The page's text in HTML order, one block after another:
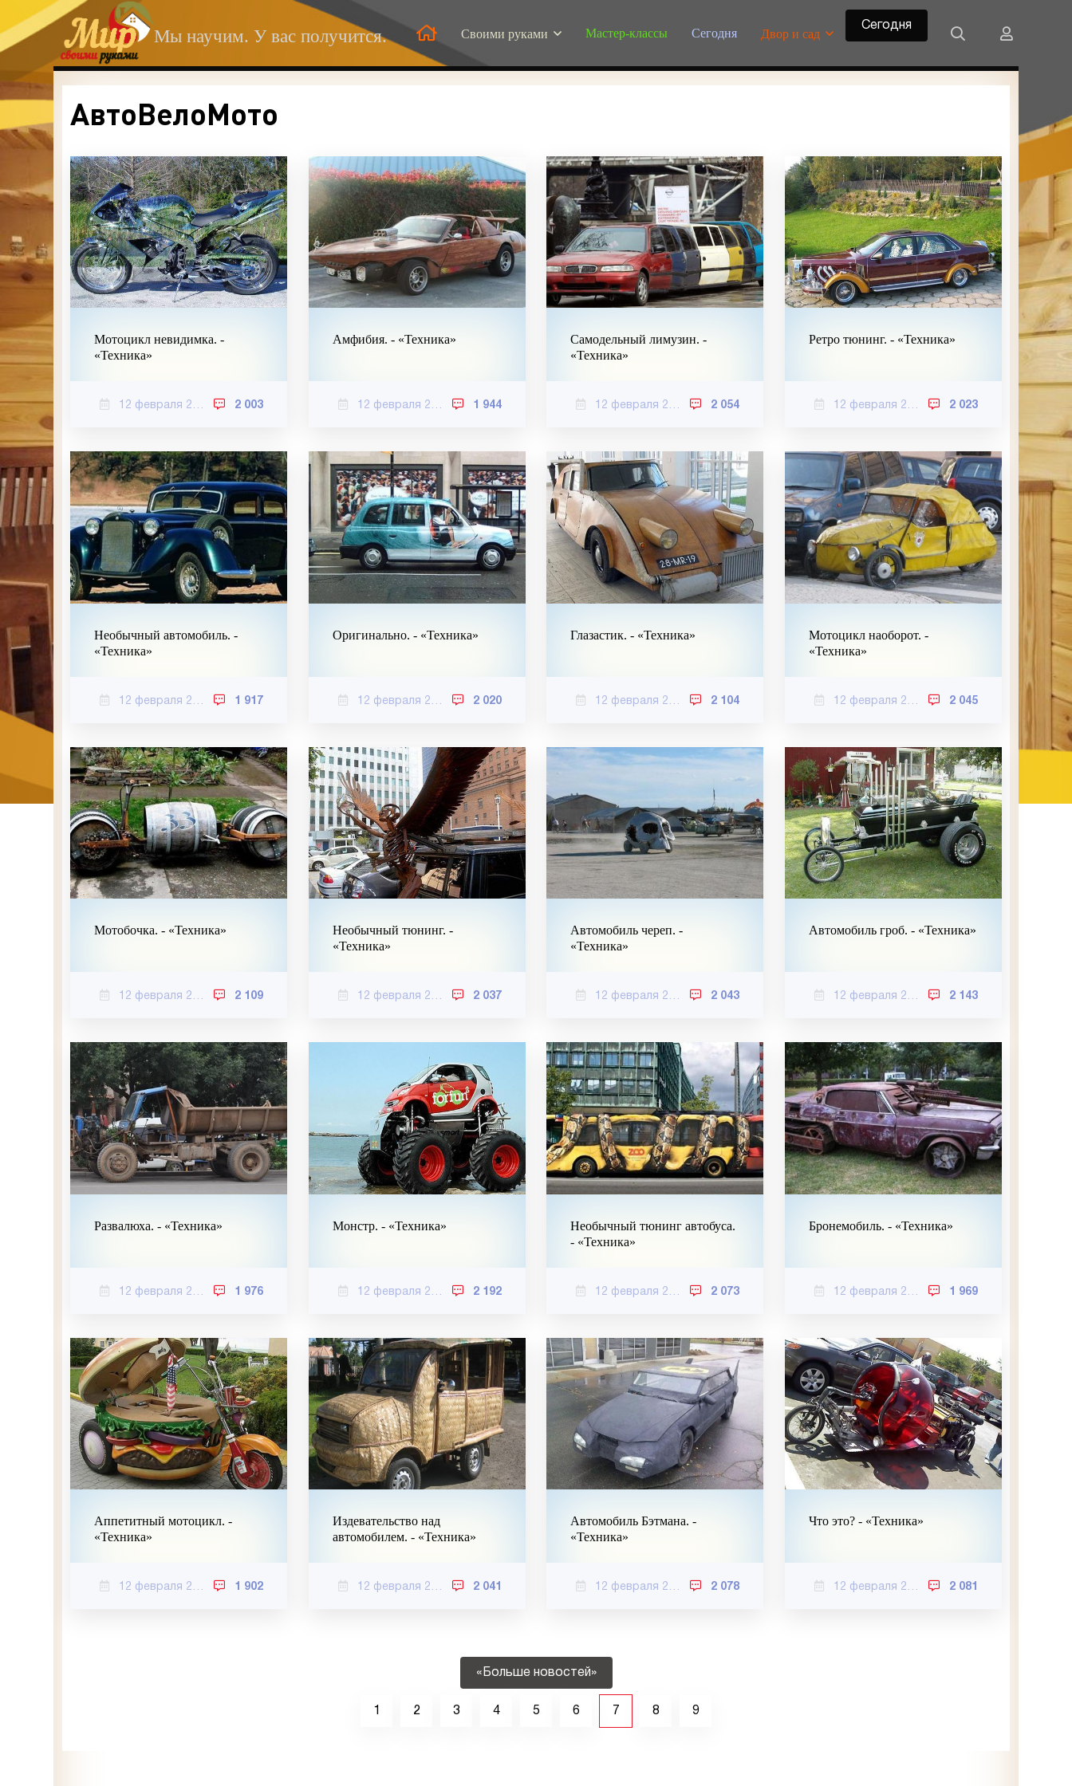
Мы научим. У вас получится. Своими руками Мастер-классы Сегодня Двор и сад
Сегодня
АвтоВелоМото
Мотоцикл невидимка. -
«Техника»
12 февраля 2021 2 003
Амфибия. - «Техника»
12 февраля 2021 1 944
Самодельный лимузин. -
«Техника»
12 февраля 2021 2 054
Ретро тюнинг. - «Техника»
12 февраля 2021 2 023
Необычный автомобиль. -
«Техника»
12 февраля 2021 1 917
Оригинально. - «Техника»
12 февраля 2021 2 020
Глазастик. - «Техника»
12 февраля 2021 2 104
Мотоцикл наоборот. -
«Техника»
12 февраля 2021 2 045
Мотобочка. - «Техника»
12 февраля 2021 2 109
Необычный тюнинг. -
«Техника»
12 февраля 2021 2 037
Автомобиль череп. -
«Техника»
12 февраля 2021 2 043
Автомобиль гроб. - «Техника»
12 февраля 2021 2 143
Развалюха. - «Техника»
12 февраля 2021 1 976
Монстр. - «Техника»
12 февраля 2021 2 192
Необычный тюнинг автобуса.
- «Техника»
12 февраля 2021 2 073
Бронемобиль. - «Техника»
12 февраля 2021 1 969
Аппетитный мотоцикл. -
«Техника»
12 февраля 2021 1 902
Издевательство над
автомобилем. - «Техника»
12 февраля 2021 2 041
Автомобиль Бэтмана. -
«Техника»
12 февраля 2021 2 078
Что это? - «Техника»
12 февраля 2021 2 081
«Больше новостей»
1 2 3 4 5 6 7 8 9